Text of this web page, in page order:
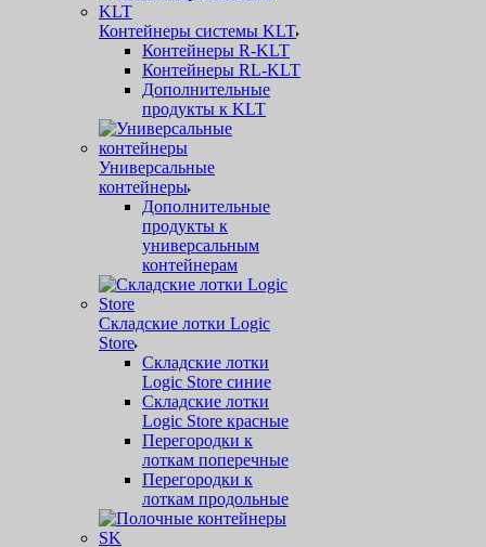
Контейнеры системы KLT
Контейнеры R-KLT
Контейнеры RL-KLT
Дополнительные
продукты к KLT
Универсальные
контейнеры
Дополнительные
продукты к
универсальным
контейнерам
Складские лотки Logic
Store
Складские лотки
Logic Store синие
Складские лотки
Logic Store красные
Перегородки к
лоткам поперечные
Перегородки к
лоткам продольные